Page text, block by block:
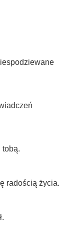
tobą.
radością życia.